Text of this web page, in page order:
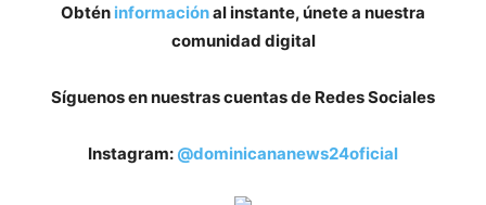
Obtén informaciónal instante, únete a nuestra
comunidad digital
Síguenos en nuestras cuentas de Redes Sociales
Instagram: @dominicananews24oficial